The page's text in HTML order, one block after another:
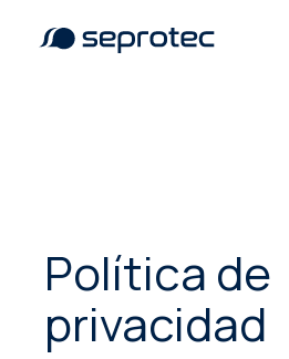
Política de
privacidad